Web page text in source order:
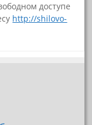
доступе
http://shilovo-